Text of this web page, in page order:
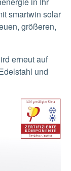
smartwin solar
größeren,
erneut auf
und